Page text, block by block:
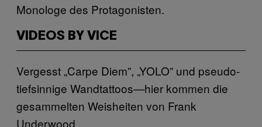
Monologe des Protagonisten.
VIDEOS BY VICE
Vergesst „Carpe Diem”, „YOLO” und pseudo-
tiefsinnige Wandtattoos—hier kommen die
gesammelten Weisheiten von Frank
Underwood.